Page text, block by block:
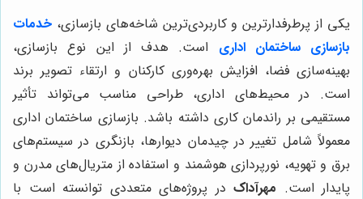
یکی از پرطرفدارترین و کاربردی‌ترین شاخه‌های بازسازی، خدمات
بازسازی ساختمان اداری است. هدف از این نوع بازسازی،
بهینه‌سازی فضا، افزایش بهره‌وری کارکنان و ارتقاء تصویر برند
است. در محیط‌های اداری، طراحی مناسب می‌تواند تأثیر
مستقیمی بر راندمان کاری داشته باشد. بازسازی ساختمان اداری
معمولاً شامل تغییر در چیدمان دیوارها، بازنگری در سیستم‌های
برق و تهویه، نورپردازی هوشمند و استفاده از متریال‌های مدرن و
پایدار است. مهرآداک در پروژه‌های متعددی توانسته است با